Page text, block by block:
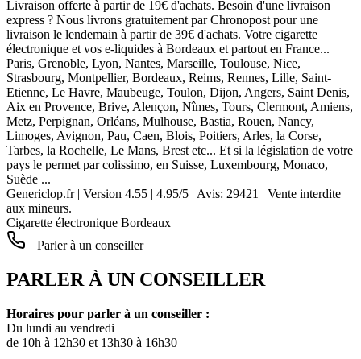
Livraison offerte à partir de 19€ d'achats. Besoin d'une livraison
express ? Nous livrons gratuitement par Chronopost pour une
livraison le lendemain à partir de 39€ d'achats. Votre cigarette
électronique et vos e-liquides à Bordeaux et partout en France...
Paris, Grenoble, Lyon, Nantes, Marseille, Toulouse, Nice,
Strasbourg, Montpellier, Bordeaux, Reims, Rennes, Lille, Saint-
Etienne, Le Havre, Maubeuge, Toulon, Dijon, Angers, Saint Denis,
Aix en Provence, Brive, Alençon, Nîmes, Tours, Clermont, Amiens,
Metz, Perpignan, Orléans, Mulhouse, Bastia, Rouen, Nancy,
Limoges, Avignon, Pau, Caen, Blois, Poitiers, Arles, la Corse,
Tarbes, la Rochelle, Le Mans, Brest etc... Et si la législation de votre
pays le permet par colissimo, en Suisse, Luxembourg, Monaco,
Suède ...
Genericlop.fr| Version 4.55 | 4.95/5 | Avis: 29421 | Vente interdite
aux mineurs.
Cigarette électronique Bordeaux
Parler à un conseiller
PARLER À UN CONSEILLER
Horaires pour parler à un conseiller :
Du lundi au vendredi
de 10h à 12h30 et 13h30 à 16h30